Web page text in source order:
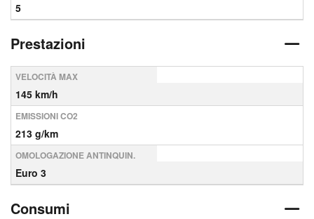
5
Prestazioni
VELOCITÀ MAX
145 km/h
EMISSIONI CO2
213 g/km
OMOLOGAZIONE ANTINQUIN.
Euro 3
Consumi